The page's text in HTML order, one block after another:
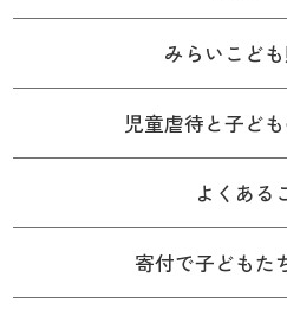
みらいこど
児童虐待と子ど
よくある
寄付で子どもた